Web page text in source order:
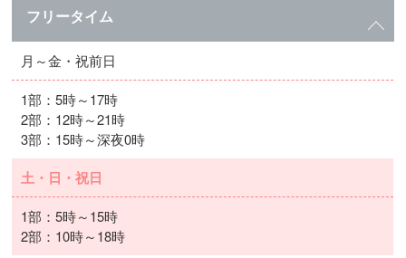
フリータイム
月～金・祝前日
1部：5時～17時
2部：12時～21時
3部：15時～深夜0時
土・日・祝日
1部：5時～15時
2部：10時～18時